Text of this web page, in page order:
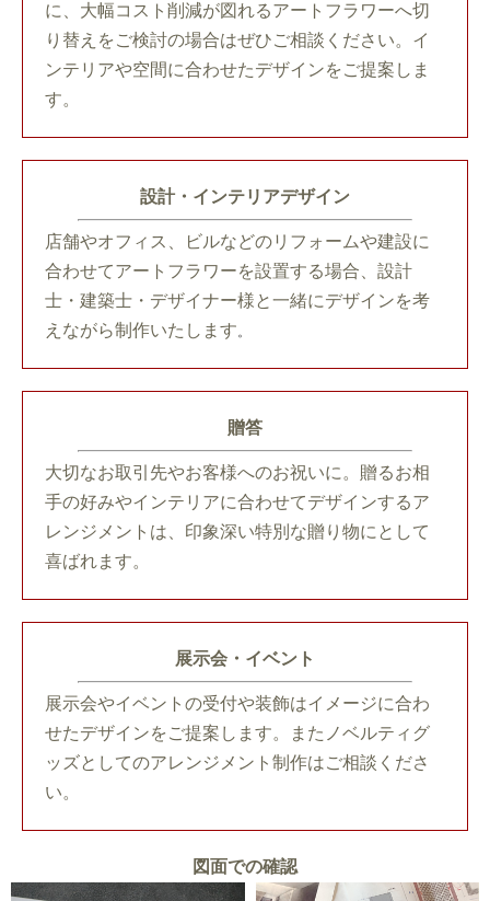
に、大幅コスト削減が図れるアートフラワーへ切
り替えをご検討の場合はぜひご相談ください。イ
ンテリアや空間に合わせたデザイ ンをご提案しま
す。
設計・インテリアデザイン
店舗やオフィス、ビルなどのリフォームや建設に
合わせてアートフラワーを設置する場合、設計
士・建築士・デザイナー様と一緒にデザインを考
えながら制作いたします。
贈答
大切なお取引先やお客様へのお祝いに。贈るお相
手の好みやインテリアに合わせてデザインするア
レンジメントは、印象深い特別な贈り物にとして
喜ばれます。
展示会・イベント
展示会やイベントの受付や装飾はイメージに合わ
せたデザインをご提案します。またノベルティグ
ッズとしてのアレンジメント制作はご相談くださ
い。
図面での確認